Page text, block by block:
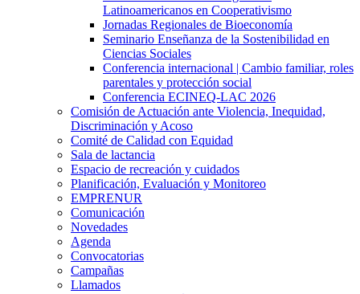
Latinoamericanos en Cooperativismo
Jornadas Regionales de Bioeconomía
Seminario Enseñanza de la Sostenibilidad en
Ciencias Sociales
Conferencia internacional | Cambio familiar, roles
parentales y protección social
Conferencia ECINEQ-LAC 2026
Comisión de Actuación ante Violencia, Inequidad,
Discriminación y Acoso
Comité de Calidad con Equidad
Sala de lactancia
Espacio de recreación y cuidados
Planificación, Evaluación y Monitoreo
EMPRENUR
Comunicación
Novedades
Agenda
Convocatorias
Campañas
Llamados